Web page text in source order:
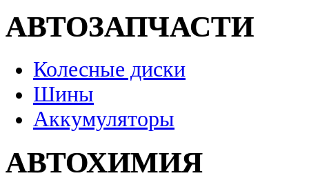
АВТОЗАПЧАСТИ
Колесные диски
Шины
Аккумуляторы
АВТОХИМИЯ